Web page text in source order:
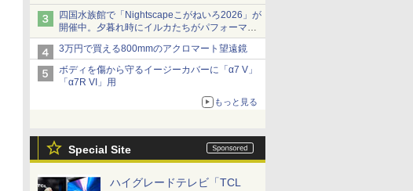
重視の映像設計に
四国水族館で「Nightscapeこがねいろ2026」が
開催中。夕暮れ時にイルカたちがパフォーマン
スを繰り広げる
3万円で買える800mmのアクロマート望遠鏡
ボディを傷から守るイージーカバーに「α7 V」
「α7R VI」用
もっと見る
Special Site
ハイグレードテレビ「TCL